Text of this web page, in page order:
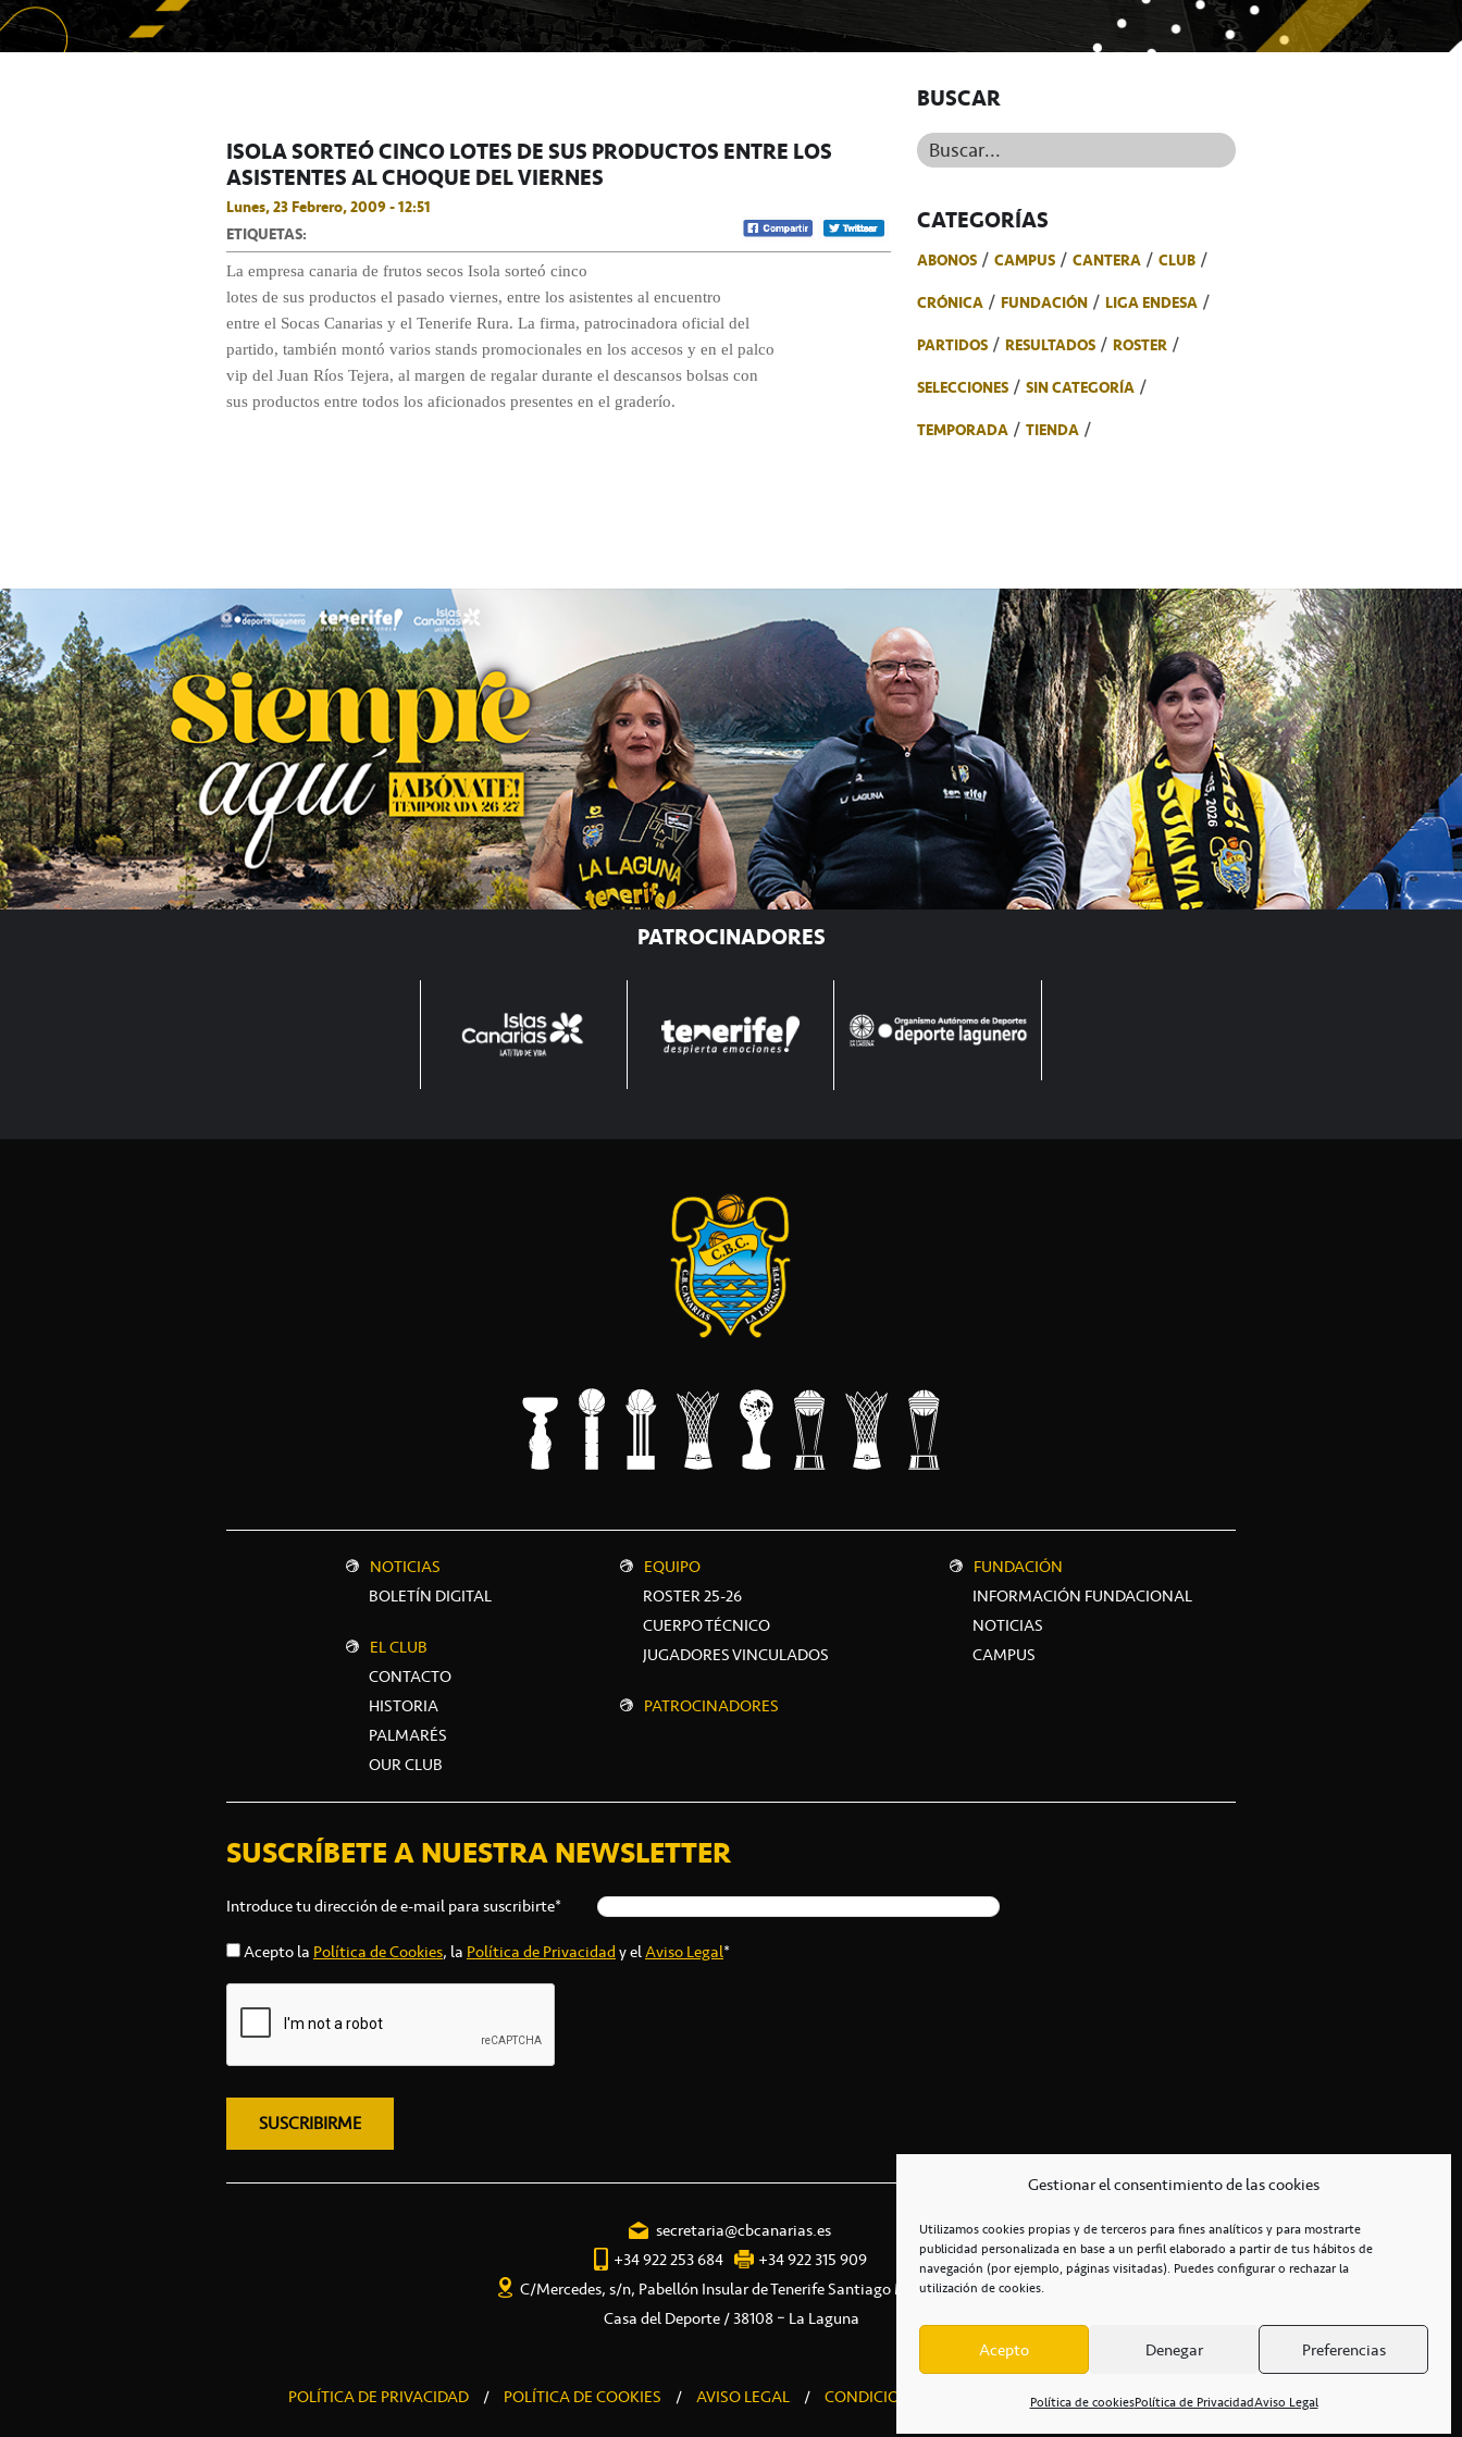
Gestionar el consentimiento de las cookies
Utilizamos cookies propias y de terceros para fines analíticos y para mostrarte
publicidad personalizada en base a un perfil elaborado a partir de tus hábitos de
navegación (por ejemplo, páginas visitadas). Puedes configurar o rechazar la
utilización de cookies.
Acepto Denegar Preferencias
Política de cookiesPolítica de PrivacidadAviso Legal
ISOLA SORTEÓ CINCO LOTES DE SUS PRODUCTOS ENTRE LOS
ASISTENTES AL CHOQUE DEL VIERNES
Lunes, 23 Febrero, 2009 - 12:51
ETIQUETAS:
La empresa canaria de frutos secos Isola sorteó cinco
lotes de sus productos el pasado viernes, entre los asistentes al encuentro
entre el Socas Canarias y el Tenerife Rura. La firma, patrocinadora oficial del
partido, también montó varios stands promocionales en los accesos y en el palco
vip del Juan Ríos Tejera, al margen de regalar durante el descansos bolsas con
sus productos entre todos los aficionados presentes en el graderío.
BUSCAR
Buscar...
CATEGORÍAS
ABONOS CAMPUS CANTERA
CLUB
CRÓNICA
FUNDACIÓN
LIGA ENDESA
PARTIDOS
RESULTADOS
ROSTER
SELECCIONES
SIN CATEGORÍA
TEMPORADA
TIENDA
PATROCINADORES
NOTICIAS
BOLETÍN DIGITAL
EL CLUB
CONTACTO
HISTORIA
PALMARÉS
OUR CLUB
EQUIPO
ROSTER 25-26
CUERPO TÉCNICO
JUGADORES VINCULADOS
PATROCINADORES
FUNDACIÓN
INFORMACIÓN FUNDACIONAL
NOTICIAS
CAMPUS
SUSCRÍBETE A NUESTRA NEWSLETTER
Introduce tu dirección de e-mail para suscribirte*
Acepto la Política de Cookies, la Política de Privacidady elAviso Legal*
secretaria@cbcanarias.es
+34 922 253 684
+34 922 315 909
C/Mercedes, s/n, Pabellón Insular de Tenerife Santiago Martín
Casa del Deporte / 38108 – La Laguna
POLÍTICA DE PRIVACIDAD / POLÍTICA DE COOKIES / AVISO LEGAL / CONDICIONES COMERCIALES / ACCESIBILIDAD